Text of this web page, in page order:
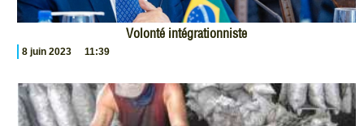
Volonté intégrationniste
8 juin 2023 11:39